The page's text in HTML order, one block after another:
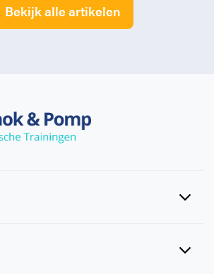
Bekijk alle artikelen